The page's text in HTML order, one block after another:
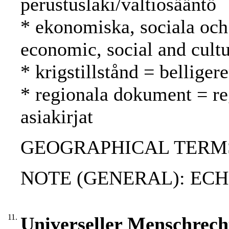
perustuslaki/valtiosääntö
* ekonomiska, sociala
economic, social and
* krigstillstånd =
* regionala dokument =
asiakirjat
GEOGRAPHICAL
NOTE (GENERAL):
11. Universeller